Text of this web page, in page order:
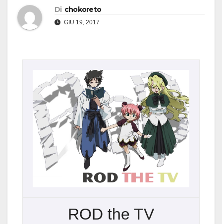
Di chokoreto
GIU 19, 2017
ROD the TV